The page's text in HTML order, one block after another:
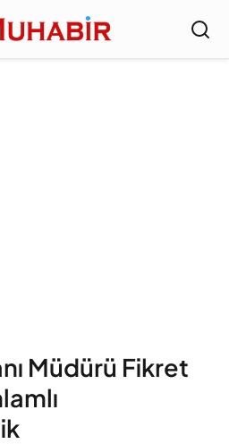
Müdürü Fikret